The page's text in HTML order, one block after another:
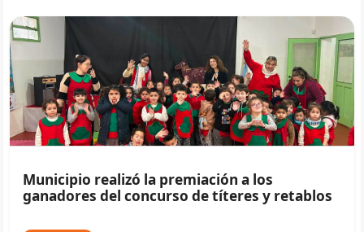
Municipio realizó la premiación a los
ganadores del concurso de títeres y retablos